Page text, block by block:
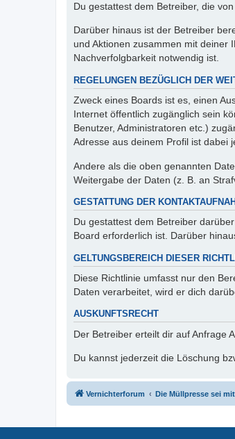
Du gestattest dem Betreiber, die
Darüber hinaus ist der Betreiber
und Aktionen zusammen mit deiner
Nachverfolgbarkeit notwendig ist.
REGELUNGEN BEZÜGLICH DER
Zweck eines Boards ist es, einen
Internet öffentlich zugänglich sein
Benutzer, Administratoren etc.)
Adresse aus deinem Profil ist dabei
Andere als die oben genannten
Weitergabe der Daten (z. B. an
GESTATTUNG DER
Du gestattest dem Betreiber
Board erforderlich ist. Darüber
GELTUNGSBEREICH DIESER
Diese Richtlinie umfasst nur den
Daten verarbeitet, wird er dich
AUSKUNFTSRECHT
Der Betreiber erteilt dir auf Anfrage
Du kannst jederzeit die Löschung
Vernichterforum Die Müllpresse sei